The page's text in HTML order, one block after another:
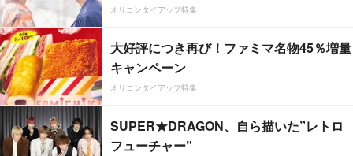
オリコンタイアップ特集
大好評につき再び！ファミマ名物45％増量
キャンペーン
オリコンタイアップ特集
SUPER★DRAGON、自ら描いた”レトロ
フューチャー”